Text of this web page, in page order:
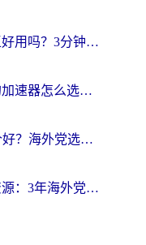
海外党必看：迅游和老王好用吗？3分钟选对加速国内网络的加速器
海外党必看：类似归雁的加速器怎么选？一篇搞定无缝访问国内资源
斧牛和极速穿梭VPN哪个好？海外党选回国加速器必看的真实对比与避坑指南
北美回国无缝访问国内资源：3年海外党亲测的加速器选择指南